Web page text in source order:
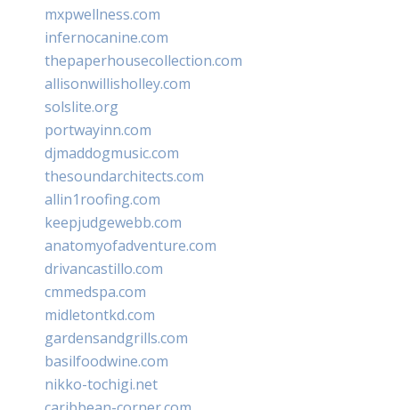
mxpwellness.com
infernocanine.com
thepaperhousecollection.com
allisonwillisholley.com
solslite.org
portwayinn.com
djmaddogmusic.com
thesoundarchitects.com
allin1roofing.com
keepjudgewebb.com
anatomyofadventure.com
drivancastillo.com
cmmedspa.com
midletontkd.com
gardensandgrills.com
basilfoodwine.com
nikko-tochigi.net